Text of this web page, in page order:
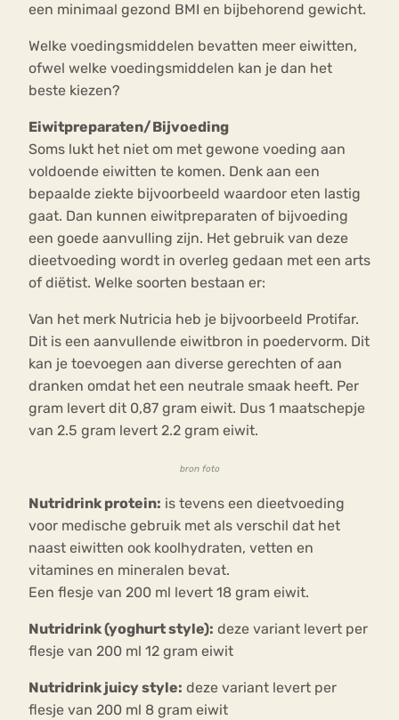
een minimaal gezond BMI en bijbehorend gewicht.
Welke voedingsmiddelen bevatten meer eiwitten,
ofwel welke voedingsmiddelen kan je dan het
beste kiezen?
Eiwitpreparaten/Bijvoeding
Soms lukt het niet om met gewone voeding aan
voldoende eiwitten te komen. Denk aan een
bepaalde ziekte bijvoorbeeld waardoor eten lastig
gaat. Dan kunnen eiwitpreparaten of bijvoeding
een goede aanvulling zijn. Het gebruik van deze
dieetvoeding wordt in overleg gedaan met een arts
of diëtist. Welke soorten bestaan er:
Van het merk Nutricia heb je bijvoorbeeld Protifar.
Dit is een aanvullende eiwitbron in poedervorm. Dit
kan je toevoegen aan diverse gerechten of aan
dranken omdat het een neutrale smaak heeft. Per
gram levert dit 0,87 gram eiwit. Dus 1 maatschepje
van 2.5 gram levert 2.2 gram eiwit.
bron foto
Nutridrink protein: is tevens een dieetvoeding
voor medische gebruik met als verschil dat het
naast eiwitten ook koolhydraten, vetten en
vitamines en mineralen bevat.
Een flesje van 200 ml levert 18 gram eiwit.
Nutridrink (yoghurt style): deze variant levert per
flesje van 200 ml 12 gram eiwit
Nutridrink juicy style: deze variant levert per
flesje van 200 ml 8 gram eiwit